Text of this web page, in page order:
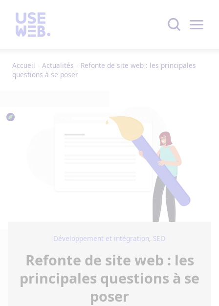
Accueil Actualités
Refonte de site web : les principales
questions à se poser
Développement et intégration, SEO
Refonte de site web : les
principales questions à se
poser